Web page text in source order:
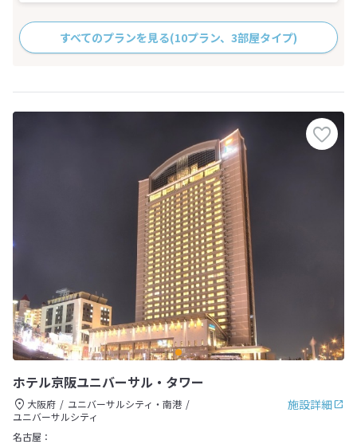
すべてのプランを見る(10プラン、3部屋タイプ)
ホテル京阪ユニバーサル・タワー
施設詳細
大阪府
ユニバーサルシティ・南港
ユニバーサルシティ
名古屋：